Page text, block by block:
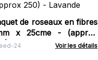
de roseaux en fibres
x 25cme - (approx
- Lavande
24 Voir les détails